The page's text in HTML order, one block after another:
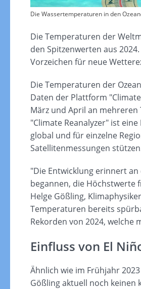
Die Wassertemperaturen in den
Die Temperaturen der
den Spitzenwerten aus
Vorzeichen für neue
Die Temperaturen der
Daten der Plattform
März und April an mehreren
"Climate Reanalyzer" ist
global und für einzelne
Satellitenmessungen
"Die Entwicklung erinnert
begannen, die
Helge Gößling,
Temperaturen bereits
Rekorden von 2024, welche
Einfluss von El
Ähnlich wie im Frühjahr
Gößling aktuell noch keinen